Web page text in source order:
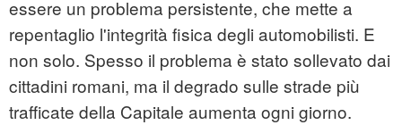
essere un problema persistente, che mette a
repentaglio l'integrità fisica degli automobilisti. E
non solo. Spesso il problema è stato sollevato dai
cittadini romani, ma il degrado sulle strade più
trafficate della Capitale aumenta ogni giorno.